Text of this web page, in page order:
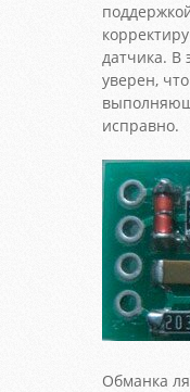
датчика. В
уверен,
исправно.
Обманка